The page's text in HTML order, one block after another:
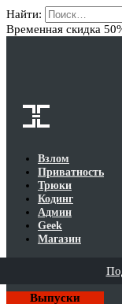
Найти:
Временная скидка
Взлом
Приватность
Трюки
Кодинг
Админ
Geek
Магазин
Выпуски